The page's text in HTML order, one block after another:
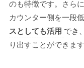
のも特徴です。さら
カウンター側を一段
スとしても活用 でき
り出すことができます